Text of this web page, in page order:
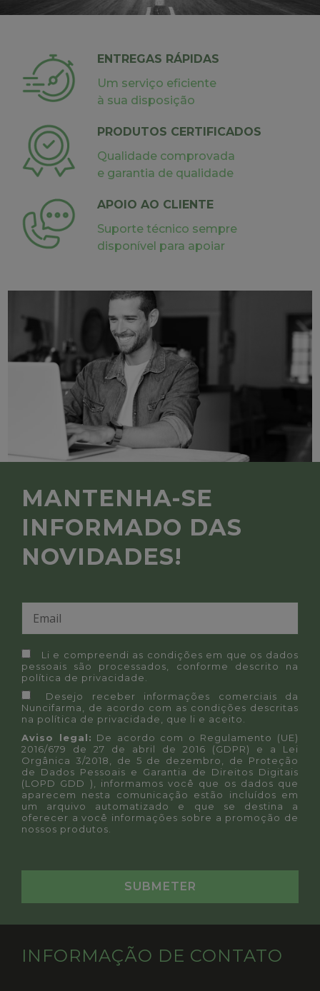
ENTREGAS RÁPIDAS
Um serviço eficiente
à sua disposição
PRODUTOS CERTIFICADOS
Qualidade comprovada
e garantia de qualidade
APOIO AO CLIENTE
Suporte técnico sempre
disponível para apoiar
MANTENHA-SE
INFORMADO DAS
NOVIDADES!
Li e compreendi as condições em que os dados
pessoais são processados, conforme descrito na
política de privacidade.
Desejo receber informações comerciais da
Nuncifarma, de acordo com as condições descritas
na política de privacidade, que li e aceito.
Aviso legal: De acordo com o Regulamento (UE)
2016/679 de 27 de abril de 2016 (GDPR) e a Lei
Orgânica 3/2018, de 5 de dezembro, de Proteção
de Dados Pessoais e Garantia de Direitos Digitais
(LOPD GDD ), informamos você que os dados que
aparecem nesta comunicação estão incluídos em
um arquivo automatizado e que se destina a
oferecer a você informações sobre a promoção de
nossos produtos.
INFORMAÇÃO DE CONTATO